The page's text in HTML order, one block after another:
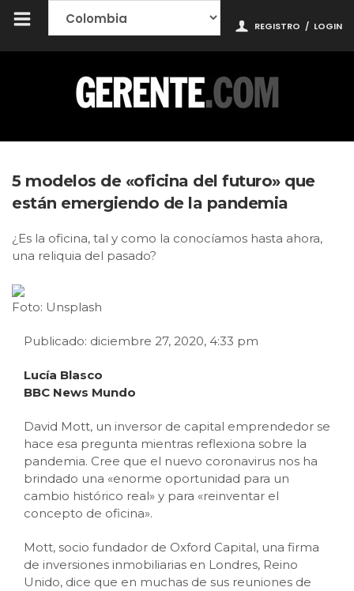
REGISTRO / LOGIN
5 modelos de «oficina del futuro» que
están emergiendo de la pandemia
¿Es la oficina, tal y como la conocíamos hasta ahora,
una reliquia del pasado?
Foto: Unsplash
Publicado: diciembre 27, 2020, 4:33 pm
Lucía Blasco
BBC News Mundo
David Mott, un inversor de capital emprendedor se
hace esa pregunta mientras reflexiona sobre la
pandemia. Cree que el nuevo coronavirus nos ha
brindado una «enorme oportunidad para un
cambio histórico real» y para «reinventar el
concepto de oficina».
Mott, socio fundador de Oxford Capital, una firma
de inversiones inmobiliarias en Londres, Reino
Unido, dice que en muchas de sus reuniones de